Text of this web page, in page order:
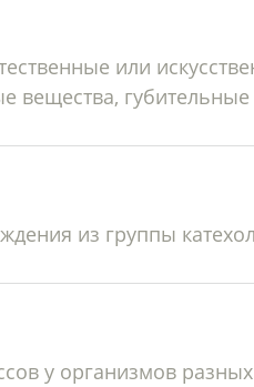
или
вещества,
из группы
у организмов